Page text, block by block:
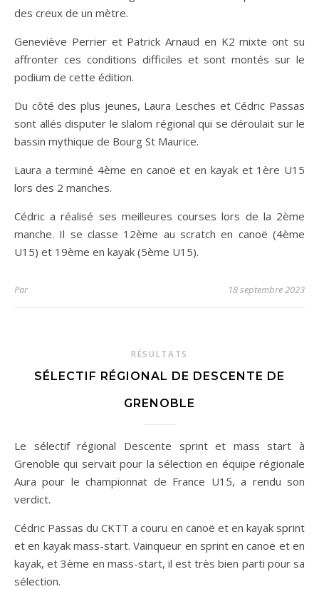
des creux de un mètre.
Geneviève Perrier et Patrick Arnaud en K2 mixte ont su
affronter ces conditions difficiles et sont montés sur le
podium de cette édition.
Du côté des plus jeunes, Laura Lesches et Cédric Passas
sont allés disputer le slalom régional qui se déroulait sur le
bassin mythique de Bourg St Maurice.
Laura a terminé 4ème en canoë et en kayak et 1ère U15
lors des 2 manches.
Cédric a réalisé ses meilleures courses lors de la 2ème
manche. Il se classe 12ème au scratch en canoë (4ème
U15) et 19ème en kayak (5ème U15).
Par 18 septembre 2023
RÉSULTATS
SÉLECTIF RÉGIONAL DE DESCENTE DE
GRENOBLE
Le sélectif régional Descente sprint et mass start à
Grenoble qui servait pour la sélection en équipe régionale
Aura pour le championnat de France U15, a rendu son
verdict.
Cédric Passas du CKTT a couru en canoë et en kayak sprint
et en kayak mass-start. Vainqueur en sprint en canoë et en
kayak, et 3ème en mass-start, il est très bien parti pour sa
sélection.